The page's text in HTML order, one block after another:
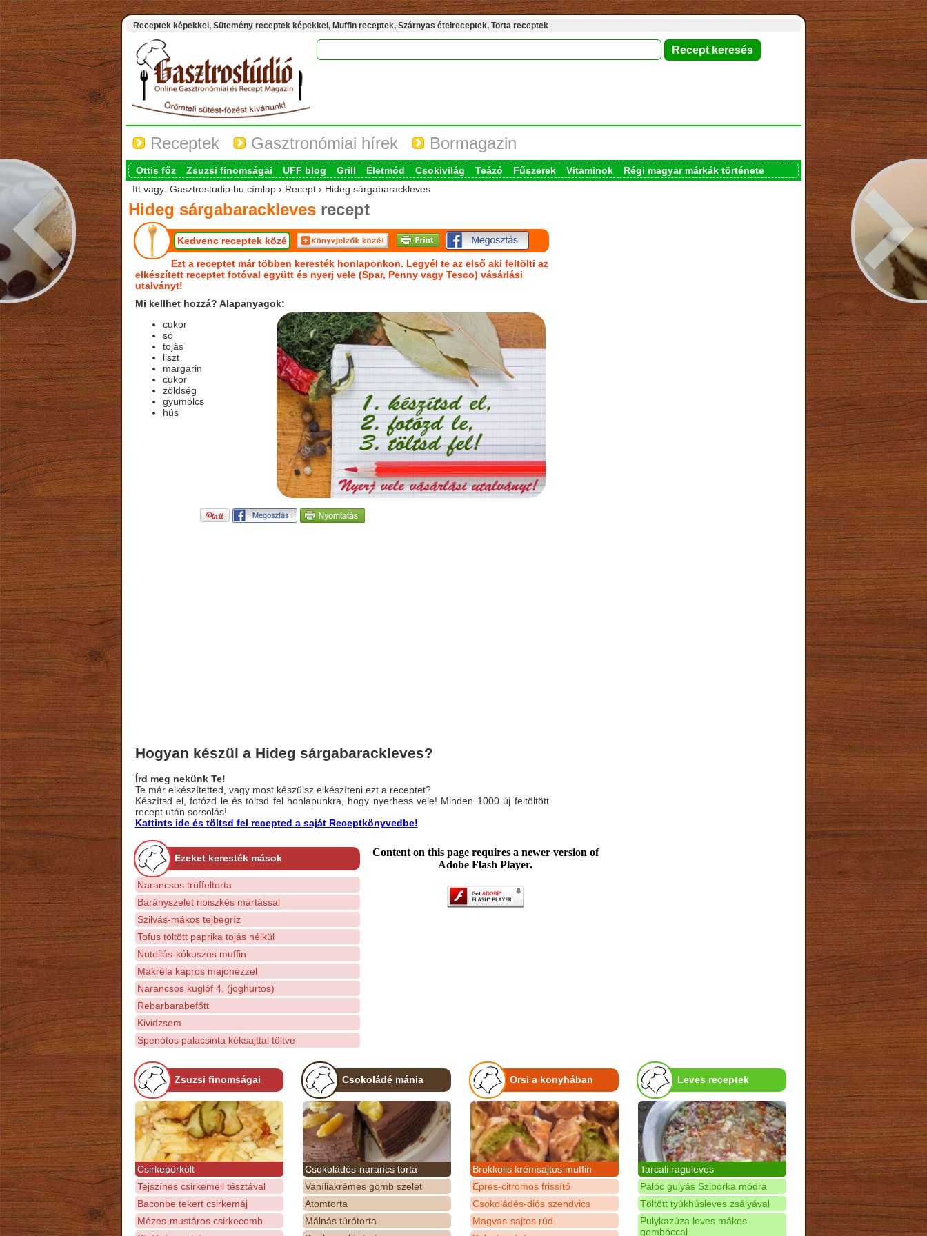
Receptek képekkel, Sütemény receptek képekkel, Muffin receptek, Szárnyas ételreceptek, Torta receptek
Receptek Gasztronómiai hírek Bormagazin
Ottis főz Zsuzsi finomságai UFF blog Grill Életmód Csokivilág Teázó Fűszerek Vitaminok
Régi magyar márkák története
Itt vagy: Gasztrostudio.hu címlap › Recept › Hideg sárgabarackleves
Hideg sárgabaracklevesrecept
Kedvenc receptek közé
Ezt a receptet már többen keresték honlaponkon. Legyél te az első aki feltölti az
elkészített receptet fotóval együtt és nyerj vele (Spar, Penny vagy Tesco) vásárlási
utalványt!
Mi kellhet hozzá? Alapanyagok:
cukor
só
tojás
liszt
margarin
cukor
zöldség
gyümölcs
hús
Hogyan készül a Hideg sárgabarackleves?
Írd meg nekünk Te!
Te már elkészítetted, vagy most készülsz elkészíteni ezt a receptet?
Készítsd el, fotózd le és töltsd fel honlapunkra, hogy nyerhess vele! Minden 1000 új feltöltött
recept után sorsolás!
Kattints ide és töltsd fel recepted a saját Receptkönyvedbe!
Ezeket keresték mások
Narancsos trüffeltorta
Bárányszelet ribiszkés mártással
Szilvás-mákos tejbegríz
Tofus töltött paprika tojás nélkül
Nutellás-kókuszos muffin
Makréla kapros majonézzel
Narancsos kuglóf 4. (joghurtos)
Rebarbarabefőtt
Kividzsem
Spenótos palacsinta kéksajttal töltve
Content on this page requires a newer version of
Adobe Flash Player.
Zsuzsi finomságai
Csirkepörkölt
Tejszínes csirkemell tésztával
Baconbe tekert csirkemáj
Mézes-mustáros csirkecomb
Csokoládé mánia
Csokoládés-narancs torta
Vaníliakrémes gomb szelet
Atomtorta
Málnás túrótorta
Orsi a konyhában
Brokkolis krémsajtos muffin
Epres-citromos frissítő
Csokoládés-diós szendvics
Magvas-sajtos rúd
Leves receptek
Tarcali raguleves
Palóc gulyás Sziporka módra
Töltött tyúkhúsleves zsályával
Pulykazúza leves mákos
gombóccal